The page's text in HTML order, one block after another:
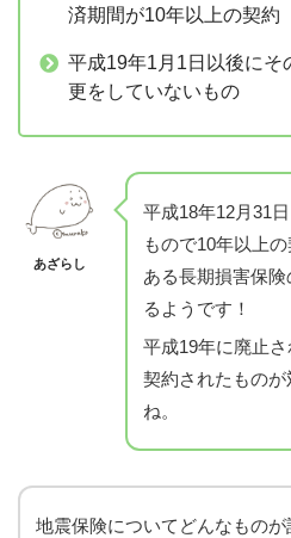
済期間が10年以上の契約
平成19年1月1日以後にそ
更をしていないもの
あざらし
平成18年12月31
もので10年以上
ある長期損害保
るようです！
平成19年に廃止
契約されたもの
ね。
地震保険についてどんなもの